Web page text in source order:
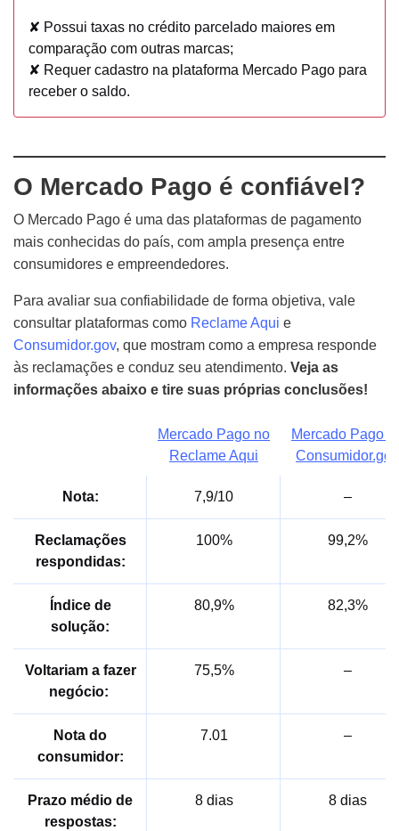
✘ Possui taxas no crédito parcelado maiores em
comparação com outras marcas;
✘ Requer cadastro na plataforma Mercado Pago para
receber o saldo.
O Mercado Pago é confiável?
O Mercado Pago é uma das plataformas de pagamento
mais conhecidas do país, com ampla presença entre
consumidores e empreendedores.
Para avaliar sua confiabilidade de forma objetiva, vale
consultar plataformas como Reclame Aqui e
Consumidor.gov, que mostram como a empresa responde
às reclamações e conduz seu atendimento. Veja as
informações abaixo e tire suas próprias conclusões!
Mercado Pago no
Reclame Aqui
Mercado Pago
Consumidor.gov
Nota: 7,9/10 –
Reclamações
respondidas:
100% 99,2%
Índice de
solução:
80,9% 82,3%
Voltariam a fazer
negócio:
75,5% –
Nota do
consumidor:
7.01 –
Prazo médio de
respostas:
8 dias 8 dias